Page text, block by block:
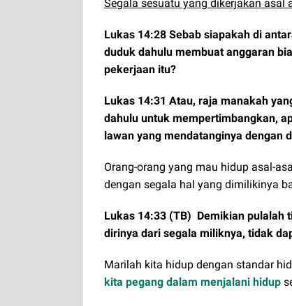
Segala sesuatu yang dikerjakan asal
Lukas 14:28 Sebab siapakah di
duduk dahulu membuat anggaran
pekerjaan itu?
Lukas 14:31 Atau, raja manakah
dahulu untuk mempertimbangkan,
lawan yang mendatanginya dengan
Orang-orang yang mau hidup asal-
dengan segala hal yang dimilikinya
Lukas 14:33 (TB) Demikian pulalah
dirinya dari segala miliknya, tidak
Marilah kita hidup dengan standar
kita pegang dalam menjalani hidup